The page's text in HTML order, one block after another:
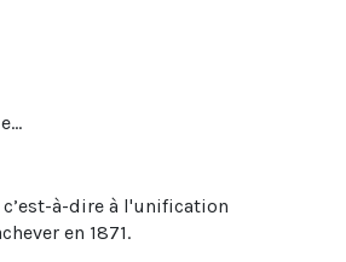
à-dire à l'unification
en 1871.